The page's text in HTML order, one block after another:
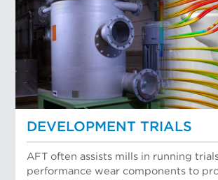
DEVELOPMENT TRIALS
AFT often assists mills in running
performance wear components to